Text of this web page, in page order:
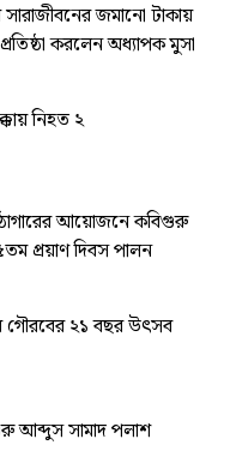
সারাজীবনের জমানো টাকায়
করলেন অধ্যাপক মুসা
নিহত ২
আয়োজনে কবিগুরু
প্রয়াণ দিবস পালন
গৌরবের ২১ বছর উৎসব
আব্দুস সামাদ পলাশ